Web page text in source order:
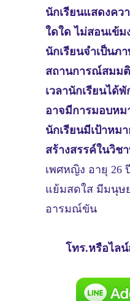
นักเรียนแสดงคว
ใดใด ไม่สอนเข้ม
นักเรียนจำเป็นภ
สถานการณ์สมม
เวลานักเรียนได้
อาจมีการมอบหม
นักเรียนมีเป้าหม
สร้างสรรค์ในวิช
เพศหญิง อายุ 26
แย้มสดใส มีมนุษ
อารมณ์ขัน
โทร.หรือไล